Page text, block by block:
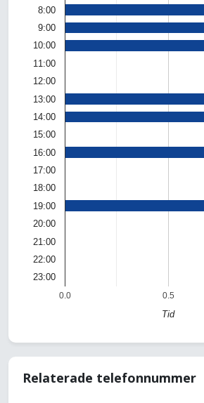
0.0 0.5
8:00
9:00
10:00
11:00
12:00
13:00
14:00
15:00
16:00
17:00
18:00
19:00
20:00
21:00
22:00
23:00
Tid
Relaterade telefonnummer